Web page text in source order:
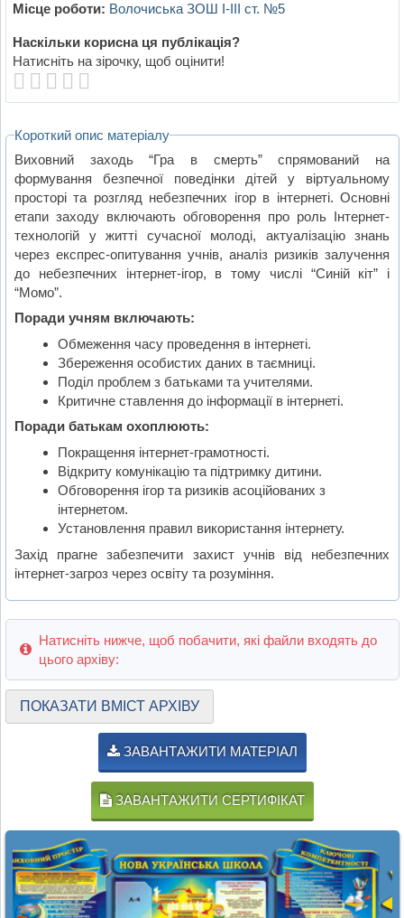
Місце роботи: Волочиська ЗОШ І-ІІІ ст. №5
Наскільки корисна ця публікація?
Натисніть на зірочку, щоб оцінити!
Короткий опис матеріалу
Виховний заходь “Гра в смерть” спрямований на
формування безпечної поведінки дітей у віртуальному
просторі та розгляд небезпечних ігор в інтернеті. Основні
етапи заходу включають обговорення про роль Інтернет-
технологій у житті сучасної молоді, актуалізацію знань
через експрес-опитування учнів, аналіз ризиків залучення
до небезпечних інтернет-ігор, в тому числі “Синій кіт” і
“Момо”.
Поради учням включають:
Обмеження часу проведення в інтернеті.
Збереження особистих даних в таємниці.
Поділ проблем з батьками та учителями.
Критичне ставлення до інформації в інтернеті.
Поради батькам охоплюють:
Покращення інтернет-грамотності.
Відкриту комунікацію та підтримку дитини.
Обговорення ігор та ризиків асоційованих з
інтернетом.
Установлення правил використання інтернету.
Захід прагне забезпечити захист учнів від небезпечних
інтернет-загроз через освіту та розуміння.
Натисніть нижче, щоб побачити, які файли входять до
цього архіву:
ПОКАЗАТИ ВМІСТ АРХІВУ
ЗАВАНТАЖИТИ МАТЕРІАЛ
ЗАВАНТАЖИТИ СЕРТИФІКАТ